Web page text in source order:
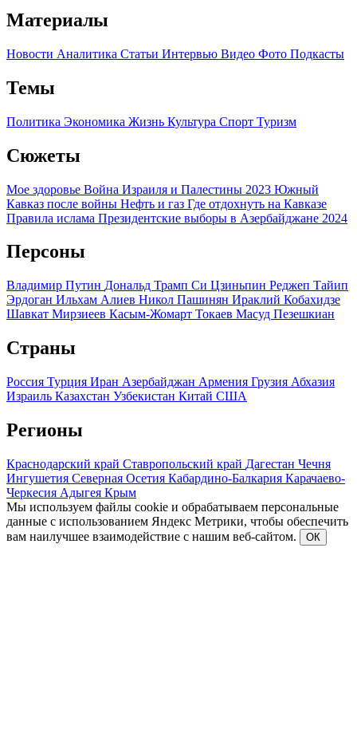
Материалы
Новости Аналитика Статьи Интервью Видео Фото Подкасты
Темы
Политика Экономика Жизнь Культура Спорт Туризм
Сюжеты
Мое здоровье Война Израиля и Палестины 2023 Южный
Кавказ после войны Нефть и газ Где отдохнуть на Кавказе
Правила ислама Президентские выборы в Азербайджане 2024
Персоны
Владимир Путин Дональд Трамп Си Цзиньпин Реджеп Тайип
Эрдоган Ильхам Алиев Никол Пашинян Ираклий Кобахидзе
Шавкат Мирзиеев Касым-Жомарт Токаев Масуд Пезешкиан
Страны
Россия Турция Иран Азербайджан Армения Грузия Абхазия
Израиль Казахстан Узбекистан Китай США
Регионы
Краснодарский край Ставропольский край Дагестан Чечня
Ингушетия Северная Осетия Кабардино-Балкария Карачаево-
Черкесия Адыгея Крым
Мы используем файлы cookie и обрабатываем персональные
данные с использованием Яндекс Метрики, чтобы обеспечить
вам наилучшее взаимодействие с нашим веб-сайтом.
ОК